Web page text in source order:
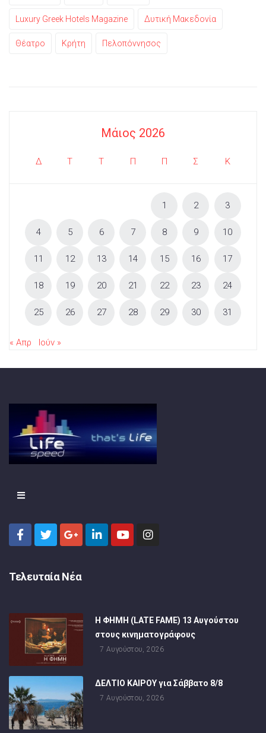
Luxury Greek Hotels Magazine Δυτική Μακεδονία
Θέατρο Κρήτη Πελοπόννησος
Μάιος 2026
Δ Τ Τ Π Π Σ Κ
1 2 3
4 5 6 7 8 9 10
11 12 13 14 15 16 17
18 19 20 21 22 23 24
25 26 27 28 29 30 31
« Απρ Ιούν »
Τελευταία Νέα
Η ΦΗΜΗ (LATE FAME) 13 Αυγούστου
στους κινηματογράφους
7 Αυγούστου, 2026
ΔΕΛΤΙΟ ΚΑΙΡΟΥ για Σάββατο 8/8
7 Αυγούστου, 2026